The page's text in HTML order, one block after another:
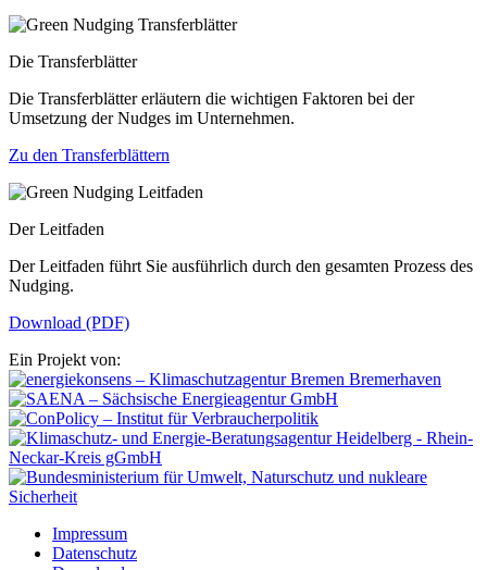
Die Transferblätter
Die Transferblätter erläutern die wichtigen Faktoren bei der
Umsetzung der Nudges im Unternehmen.
Zu den Transferblättern
Der Leitfaden
Der Leitfaden führt Sie ausführlich durch den gesamten Prozess des
Nudging.
Download (PDF)
Ein Projekt von:
Impressum
Datenschutz